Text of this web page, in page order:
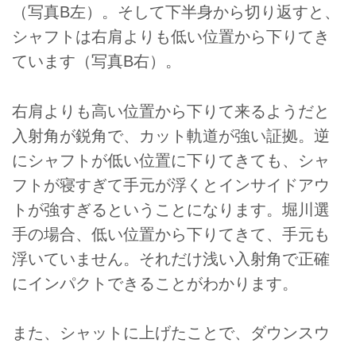
（写真B左）。そして下半身から切り返すと、
シャフトは右肩よりも低い位置から下りてき
ています（写真B右）。
右肩よりも高い位置から下りて来るようだと
入射角が鋭角で、カット軌道が強い証拠。逆
にシャフトが低い位置に下りてきても、シャ
フトが寝すぎて手元が浮くとインサイドアウ
トが強すぎるということになります。堀川選
手の場合、低い位置から下りてきて、手元も
浮いていません。それだけ浅い入射角で正確
にインパクトできることがわかります。
また、シャットに上げたことで、ダウンスウ